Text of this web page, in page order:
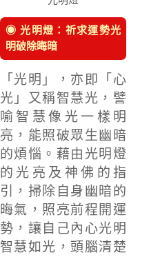
◉ 光明燈：祈求運勢光
明破除晦暗
「光明」，亦即「心
光」又稱智慧光，譬
喻智慧像光一樣明
亮，能照破眾生幽暗
的煩惱。藉由光明燈
的光亮及神佛的指
引，掃除自身幽暗的
晦氣，照亮前程開運
勢，讓自己內心光明
智慧如光，頭腦清楚